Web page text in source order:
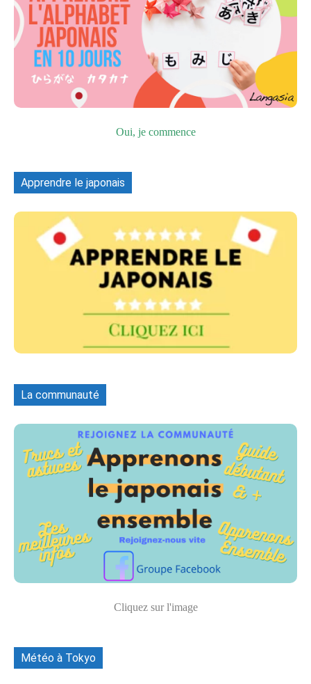
Oui, je commence
Apprendre le japonais
La communauté
Cliquez sur l'image
Météo à Tokyo